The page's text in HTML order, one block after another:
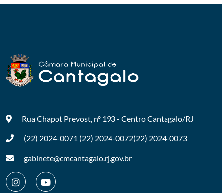
Rua Chapot Prevost, nº 193 - CentroCantagalo/RJ
(22) 2024-0071 (22) 2024-0072(22) 2024-0073
gabinete@cmcantagalo.rj.gov.br